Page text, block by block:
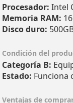
Procesador: Intel
Memoria RAM:
Disco duro:
Condición del
Categoría B:
Estado: Funciona
Ventajas de